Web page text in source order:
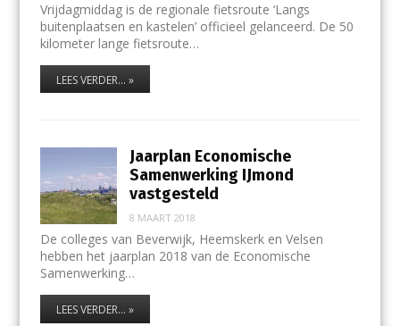
Vrijdagmiddag is de regionale fietsroute ‘Langs
buitenplaatsen en kastelen’ officieel gelanceerd. De 50
kilometer lange fietsroute…
LEES VERDER... »
Jaarplan Economische
Samenwerking IJmond
vastgesteld
8 MAART 2018
De colleges van Beverwijk, Heemskerk en Velsen
hebben het jaarplan 2018 van de Economische
Samenwerking…
LEES VERDER... »